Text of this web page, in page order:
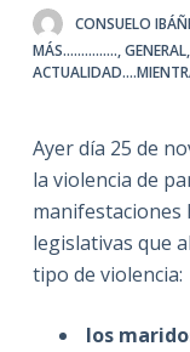
n
e
d
o
CONSUELO
MÁS...............,GENERAL,
Ayer día 25 de
la violencia de
manifestaciones
legislativas que
tipo de violencia:
los